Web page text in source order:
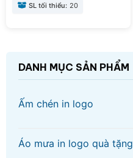
SL tối thiểu: 20
DANH MỤC SẢN PHẨM
Ấm chén in logo
Áo mưa in logo quà tặng